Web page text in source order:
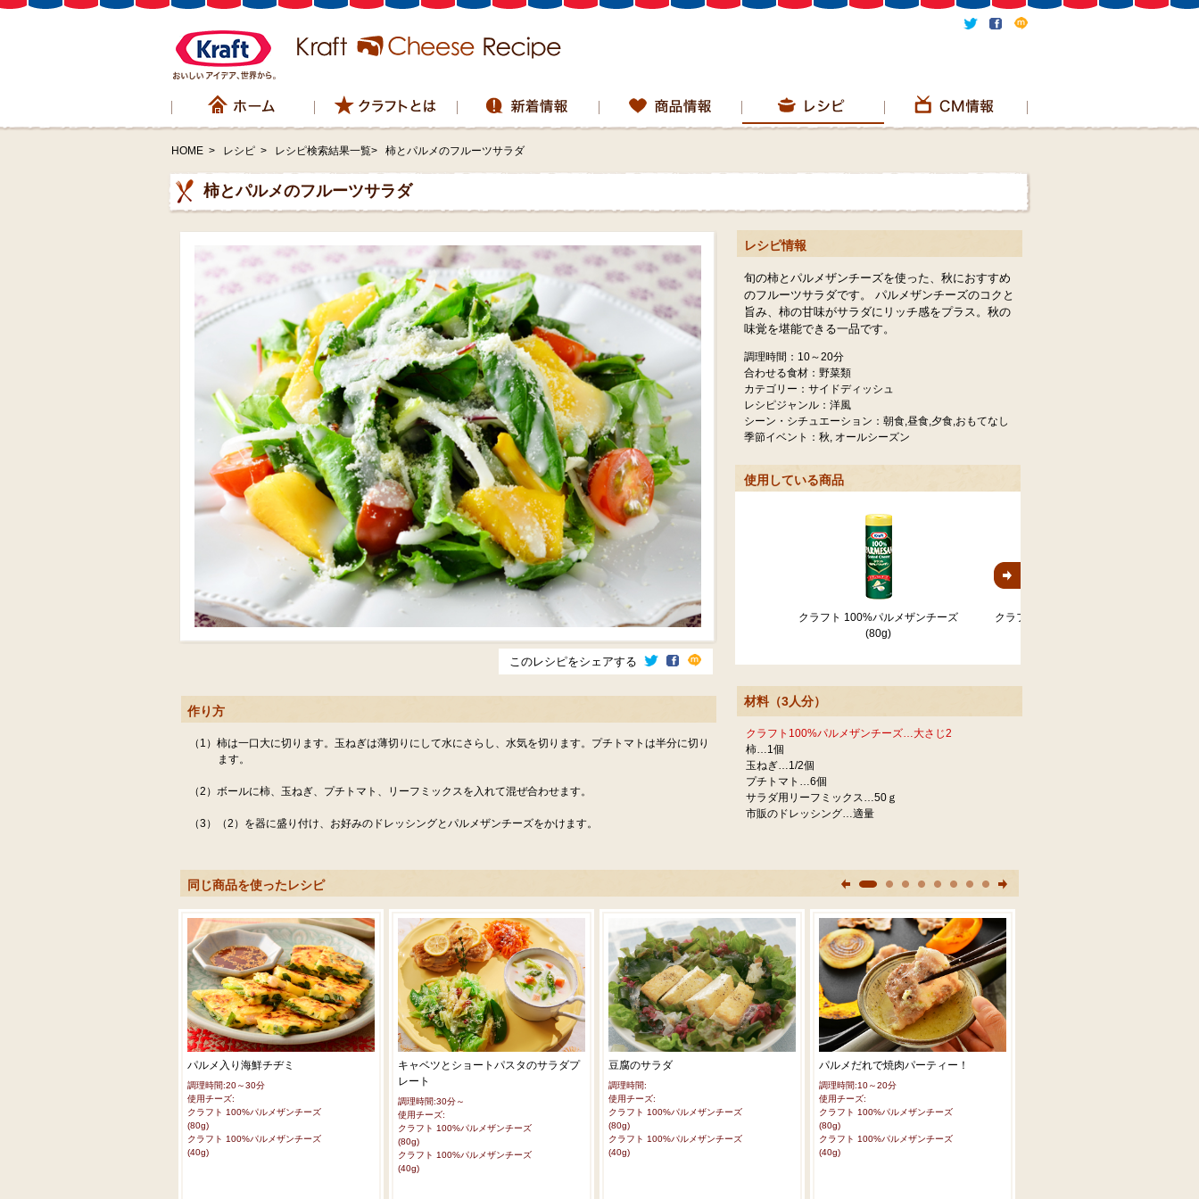
HOME > レシピ > レシピ検索結果一覧> 柿とパルメのフルーツサラダ
柿とパルメのフルーツサラダ
このレシピをシェアする
レシピ情報
旬の柿とパルメザンチーズを使った、秋におすすめ
のフルーツサラダです。 パルメザンチーズのコクと
旨み、柿の甘味がサラダにリッチ感をプラス。秋の
味覚を堪能できる一品です。
調理時間：10～20分
合わせる食材：野菜類
カテゴリー：サイドディッシュ
レシピジャンル：洋風
シーン・シチュエーション：朝食,昼食,夕食,おもてなし
季節イベント：秋, オールシーズン
使用している商品
クラフト 100%パルメザンチーズ
(80g)
クラフト 100%パルメザンチーズ
材料（3人分）
クラフト100%パルメザンチーズ…大さじ2
柿…1個
玉ねぎ…1/2個
プチトマト…6個
サラダ用リーフミックス…50ｇ
市販のドレッシング…適量
作り方
（1）柿は一口大に切ります。玉ねぎは薄切りにして水にさらし、水気を切ります。プチトマトは半分に切り
ます。
（2）ボールに柿、玉ねぎ、プチトマト、リーフミックスを入れて混ぜ合わせます。
（3）（2）を器に盛り付け、お好みのドレッシングとパルメザンチーズをかけます。
同じ商品を使ったレシピ
パルメ入り海鮮チヂミ
調理時間:20～30分
使用チーズ:
クラフト 100%パルメザンチーズ
(80g)
クラフト 100%パルメザンチーズ
(40g)
キャベツとショートパスタのサラダプ
レート
調理時間:30分～
使用チーズ:
クラフト 100%パルメザンチーズ
(80g)
クラフト 100%パルメザンチーズ
(40g)
豆腐のサラダ
調理時間:
使用チーズ:
クラフト 100%パルメザンチーズ
(80g)
クラフト 100%パルメザンチーズ
(40g)
パルメだれで焼肉パーティー！
調理時間:10～20分
使用チーズ:
クラフト 100%パルメザンチーズ
(80g)
クラフト 100%パルメザンチーズ
(40g)